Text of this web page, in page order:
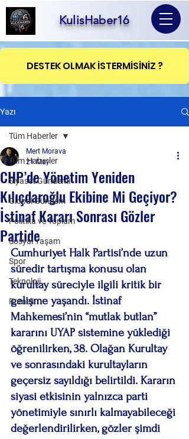
KulisHaber16
DESTEK OLMAK İSTERMİSİNİZ ?
Yazı
Tüm Haberler
Siyaset Gündemi
Global Gündem
Politika ve Toplum
Sosyal Yaşam
Spor
Teknoloji
Rumeli
Tüm Haberler
CHP’de Yönetim Yeniden
Kılıçdaroğlu Ekibine Mi Geçiyor?
İstinaf Kararı Sonrası Gözler
Partide
Mert Morava
21 May
Cumhuriyet Halk Partisi’nde uzun
süredir tartışma konusu olan
kurultay süreciyle ilgili kritik bir
gelişme yaşandı. İstinaf
Mahkemesi’nin “mutlak butlan”
kararını UYAP sistemine yüklediği
öğrenilirken, 38. Olağan Kurultay
ve sonrasındaki kurultayların
geçersiz sayıldığı belirtildi. Kararın
siyasi etkisinin yalnızca parti
yönetimiyle sınırlı kalmayabileceği
değerlendirilirken, gözler şimdi